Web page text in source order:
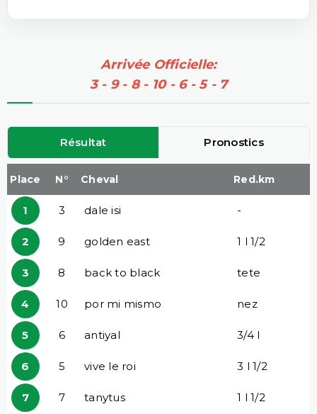
Arrivée Officielle:
3 - 9 - 8 - 10 - 6 - 5 - 7
Résultat Pronostics
Place N° Cheval Red.km
1 3 dale isi -
2 9 golden east 1 l 1/2
3 8 back to black tete
4 10 por mi mismo nez
5 6 antiyal 3/4 l
6 5 vive le roi 3 l 1/2
7 7 tanytus 1 l 1/2